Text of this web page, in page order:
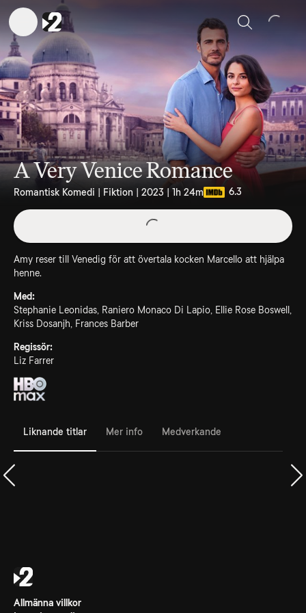
Sök
A Very Venice Romance
Romantisk Komedi | Fiktion | 2023 | 1h 24m 6.3
Amy reser till Venedig för att övertala kocken Marcello att hjälpa
henne.
Med:
Stephanie Leonidas, Raniero Monaco Di Lapio, Ellie Rose Boswell,
Kriss Dosanjh, Frances Barber
Regissör:
Liz Farrer
Liknande titlar Mer info Medverkande
Allmänna villkor